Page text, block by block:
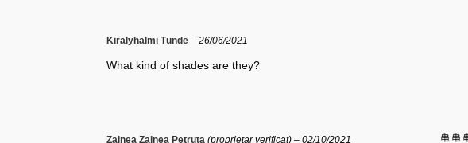
Kiralyhalmi Tünde – 26/06/2021
What kind of shades are they?
Zainea Zainea Petruta (proprietar verificat) – 02/10/2021